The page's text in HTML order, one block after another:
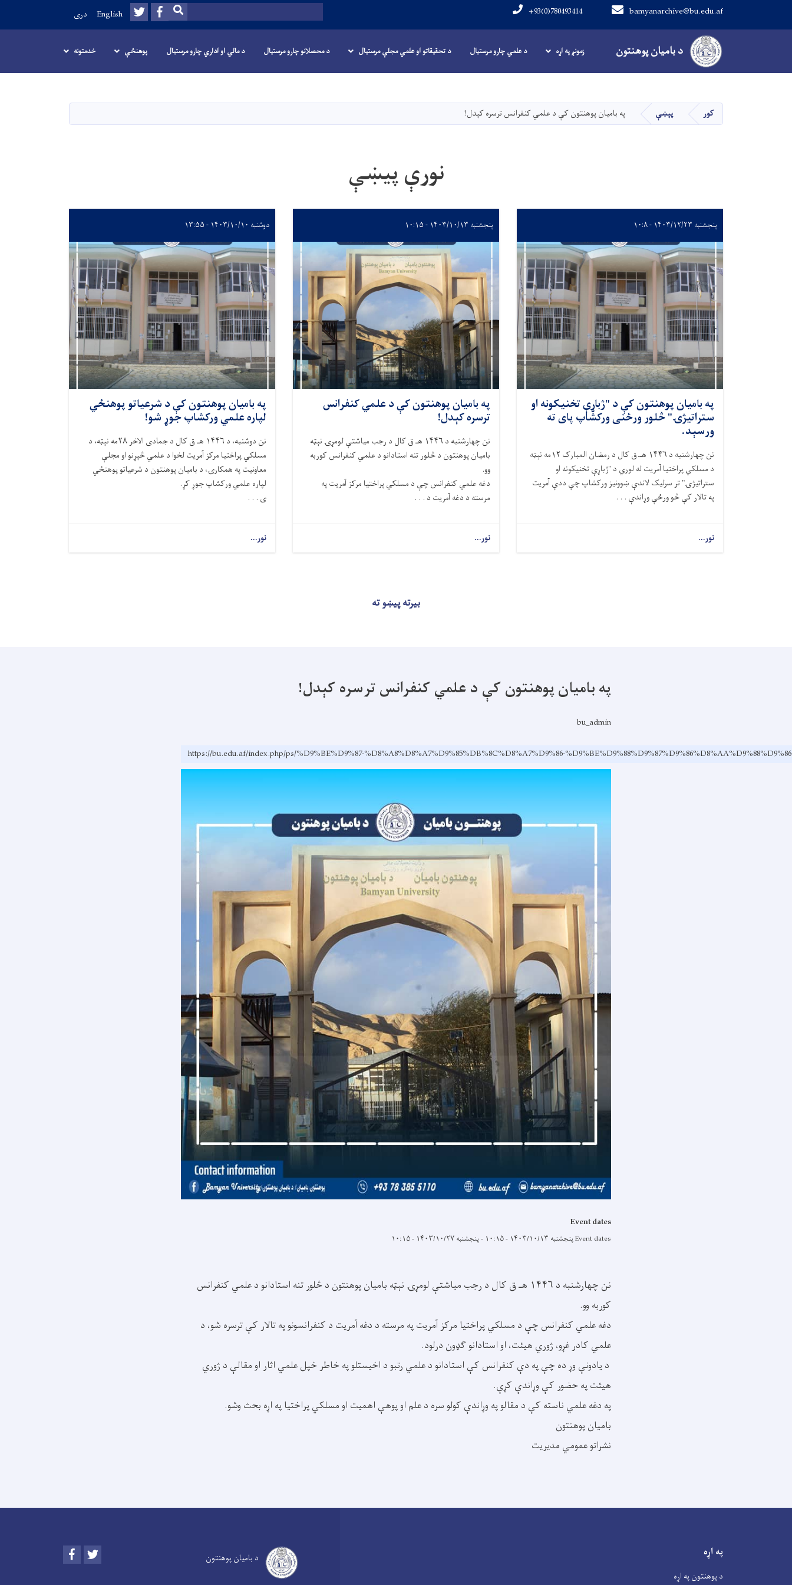
د بامیان پوهنتون
bamyanarchive@bu.edu.af
+93(0)780493414
SEARCH
Facebook
Twitter
English دری
Main navigation
د بامیان پوهنتون زمونږ په اړه د علمي چارو مرستيال د تحقیقاتو او علمي مجلې مرستیال د محصلانو چارو مرستیال د مالي او اداري چارو مرستیال پوهنځې خدمتونه
کور پېښې په بامیان پوهنتون کې د علمي کنفرانس ترسره کېدل!
نورې پیښې
پنجشنبه ۱۴۰۳/۱۲/۲۳ - ۱۰:۸
په بامیان پوهنتون کې د "ژباړې تخنیکونه او
ستراتیژۍ" څلور ورځنی ورکشاپ پای ته
ورسېد.
نن چهارشنبه د ۱۴۴۶ هـ.ق کال د رمضان المبارک ۱۲مه نېټه
د مسلکي پراختیا آمریت له لوري د "ژباړې تخنیکونه او
ستراتیژۍ" تر سرلیک لاندې ښوونیز ورکشاپ چې ددې آمریت
په تالار کې څو ورځې وړاندې . . .
نور...
پنجشنبه ۱۴۰۳/۱۰/۱۳ - ۱۰:۱۵
په بامیان پوهنتون کې د علمي کنفرانس
ترسره کېدل!
نن چهارشنبه د ۱۴۴۶ هـ ق کال د رجب میاشتې لومړۍ نېټه
بامیان پوهنتون د څلور تنه استادانو د علمي کنفرانس کوربه
وو.
دغه علمي کنفرانس چې د مسلکي پراختیا مرکز آمریت په
مرسته د دغه آمریت د . . .
نور...
دوشنبه ۱۴۰۳/۱۰/۱۰ - ۱۳:۵۵
په بامیان پوهنتون کې د شرعیاتو پوهنځي
لپاره علمي ورکشاپ جوړ شو!
نن دوشنبه، د ۱۴۴۶ هـ ق کال د جمادی الاخر ۲۸مه نېټه، د
مسلکي پراختیا مرکز آمریت لخوا د علمي څېړنو او مجلې
معاونیت په همکارۍ، د بامیان پوهنتون د شرعیاتو پوهنځي
لپاره علمي ورکشاپ جوړ کړ.
ی . . .
نور...
بیرته پیښو ته
په بامیان پوهنتون کې د علمي کنفرانس ترسره کېدل!
bu_admin
https://bu.edu.af/index.php/ps/%D9%BE%D9%87-%D8%A8%D8%A7%D9%85%DB%8C%D8%A7%D9%86-
Event dates
Event datesپنجشنبه ۱۴۰۳/۱۰/۱۳ - ۱۰:۱۵ -پنجشنبه ۱۴۰۳/۱۰/۲۷ - ۱۰:۱۵
نن چهارشنبه د ۱۴۴۶ هـ ق کال د رجب میاشتې لومړۍ نېټه بامیان پوهنتون د څلور تنه استادانو د علمي کنفرانس
کوربه وو.
دغه علمي کنفرانس چې د مسلکي پراختیا مرکز آمریت په مرسته د دغه آمریت د کنفرانسونو په تالار کې ترسره شو، د
علمي کادر غړو، ژوري هیئت، او استادانو ګډون درلود.
د یادونې وړ ده چې په دې کنفرانس کې استادانو د علمي رتبو د اخیستلو په خاطر خپل علمي اثار او مقالې د ژوري
هیئت په حضور کې وړاندې کړې.
په دغه علمي ناسته کې د مقالو په وړاندې کولو سره د علم او پوهې اهمیت او مسلکي پراختیا په اړه بحث وشو.
بامیان پوهنتون
نشراتو عمومي مدیریت
په اړه
د پوهنتون په اړه
د بامیان پوهنتون Facebook